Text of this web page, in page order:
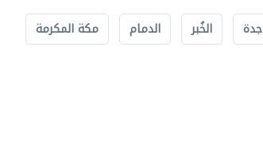
جدة الخُبر الدمام مكة المكرمة